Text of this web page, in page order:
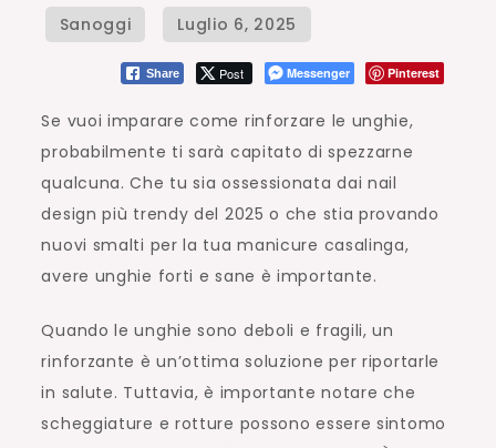
Share Post Messenger Pinterest
Se vuoi imparare come rinforzare le unghie,
probabilmente ti sarà capitato di spezzarne
qualcuna. Che tu sia ossessionata dai nail
design più trendy del 2025 o che stia provando
nuovi smalti per la tua manicure casalinga,
avere unghie forti e sane è importante.
Quando le unghie sono deboli e fragili, un
rinforzante è un’ottima soluzione per riportarle
in salute. Tuttavia, è importante notare che
scheggiature e rotture possono essere sintomo